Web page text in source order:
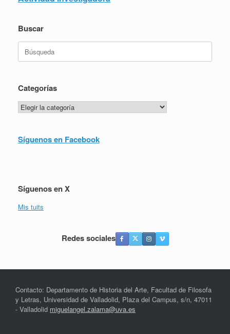
Buscar
Buscar:
Categorías
Categorías
Síguenos en Facebook
Síguenos en X
Mis tuits
Redes sociales
Contacto: Departamento de Historia del Arte, Facultad de Filosofa
y Letras, Universidad de Valladolid, Plaza del Campus, s/n, 47011
- Valladolid miguelangel.zalama@uva.es